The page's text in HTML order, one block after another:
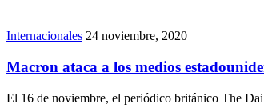
Internacionales 24 noviembre, 2020
Macron ataca a los medios
El 16 de noviembre, el periódico británico The